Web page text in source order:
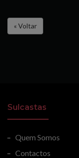
« Voltar
Sulcastas
Quem Somos
Contactos